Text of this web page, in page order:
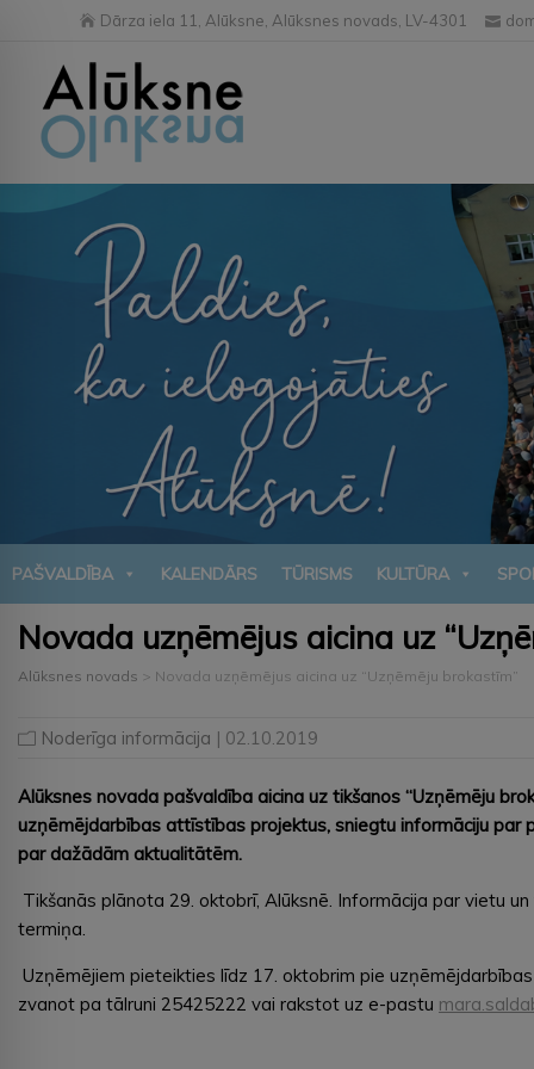
Dārza iela 11, Alūksne, Alūksnes novads, LV-4301
PAŠVALDĪBA KALENDĀRS TŪRISMS KULTŪRA
Novada uzņēmējus aicina uz
Alūksnes novads > Novada uzņēmējus aicina uz “Uzņēmēju brokastīm”
Noderīga informācija | 02.10.2019
Alūksnes novada pašvaldība aicina uz tikšanos “Uzņēmēju
uzņēmējdarbības attīstības projektus, sniegtu informāciju par
par dažādām aktualitātēm.
Tikšanās plānota 29. oktobrī, Alūksnē. Informācija par vietu
termiņa.
Uzņēmējiem pieteikties līdz 17. oktobrim pie
zvanot pa tālruni 25425222 vai rakstot uz e-pastu